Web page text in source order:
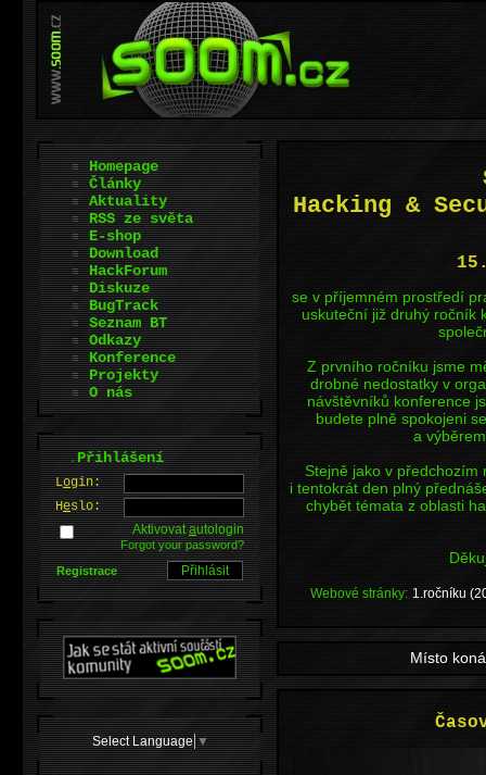
Hacking &
se v příjemném prostředí
uskuteční již druhý ročník
Z prvního ročníku jsme
drobné nedostatky v
návštěvníků konference
budete plně spokojeni
a
Stejně jako v předchozím
i tentokrát den plný
chybět témata z oblasti
Webové stránky: 1.ročníku
Místo
Homepage
Články
Aktuality
RSS ze světa
E-shop
Download
HackForum
Diskuze
BugTrack
Seznam BT
Odkazy
Konference
Projekty
O nás
.Přihlášení
Login:
Heslo:
Aktivovatautologin
Forgot your password?
Registrace
Select Language ▼